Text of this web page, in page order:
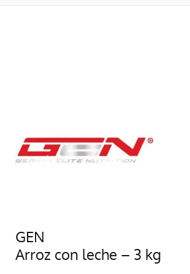
GEN
Arroz con leche – 3 kg